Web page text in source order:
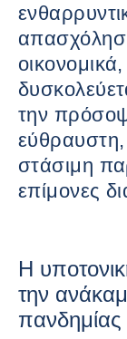
την
εύθραυστη,
στάσιμη
επίμονες
Η
την
πανδημίας